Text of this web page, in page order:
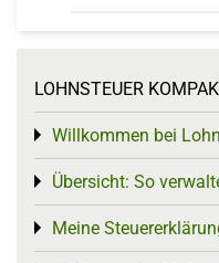
LOHNSTEUER
Willkommen bei
Toggle menu
Übersicht: So
Toggle menu
Meine
Toggle menu